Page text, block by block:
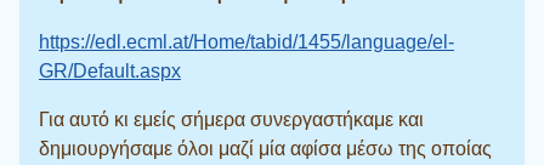
https://edl.ecml.at/Home/tabid/1455/language/el-
GR/Default.aspx
Για αυτό κι εμείς σήμερα συνεργαστήκαμε και
δημιουργήσαμε όλοι μαζί μία αφίσα μέσω της οποίας